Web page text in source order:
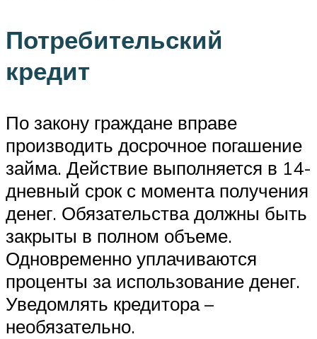
Потребительский
кредит
По закону граждане вправе
производить досрочное погашение
займа. Действие выполняется в 14-
дневный срок с момента получения
денег. Обязательства должны быть
закрыты в полном объеме.
Одновременно уплачиваются
проценты за использование денег.
Уведомлять кредитора –
необязательно.